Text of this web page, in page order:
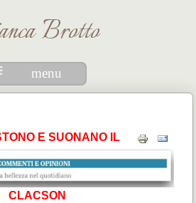
Brotto
menu
E SUONANO IL
CLACSON